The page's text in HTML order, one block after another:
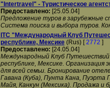
"Intertravel" - Туристическое
Предоставлено: [25.05.04]
Предложение туров в зарубежные
Система поиска и выбора туров.
ITC "Международный Клуб
республике, Мексике(Rus) [2772 ]
Предоставлено: [24.05.04]
Международный Клуб Путешествий
республике, Мексике.
для всей семьи. Бронирование
Гавана (Куба), Пунта Кана, Пуэрта
Майя, Канкун (Мексика). Продажа и